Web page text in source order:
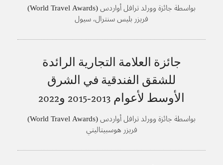
بواسطة جائزة وورلد ترافل أواردس (World Travel Awards)
فريزر بليس سنترال، سيول
جائزة العلامة التجارية الرائدة
للشقق الفندقية في الشرق
الأوسط لأعوام2013-2015 و2022
بواسطة جائزة وورلد ترافل أواردس (World Travel Awards)
فريزر هوسبيتاليتي